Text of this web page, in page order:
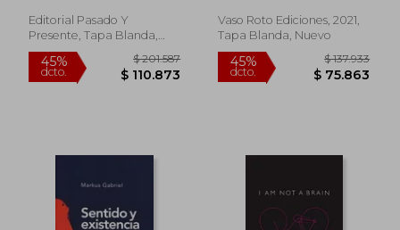
Editorial Pasado Y
Presente, Tapa Blanda,
Nuevo
Vaso Roto Ediciones, 2021,
Tapa Blanda, Nuevo